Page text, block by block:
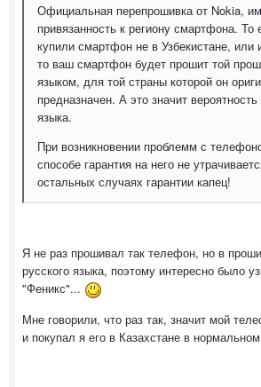
Официальная перепрошивка от Nokia,
привязанность к региону смартфона. То
купили смартфон не в Узбекистане, или
то ваш смартфон будет прошит той
языком, для той страны которой он
предназначен. А это значит вероятность
языка.
При возникновении проблемм с
способе гарантия на него не
остальных случаях гарантии капец!
Я не раз прошивал так телефон, но в
русского языка, поэтому интересно было
"Феникс"...
Мне говорили, что раз так, значит мой
и покупал я его в Казахстане в